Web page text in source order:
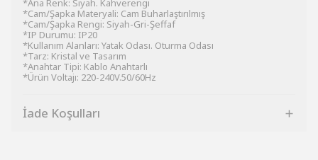
*Ana Renk: Siyah. Kahverengi
*Cam/Şapka Materyali: Cam Buharlaştırılmış
*Cam/Şapka Rengi: Siyah-Gri-Şeffaf
*IP Durumu: IP20
*Kullanım Alanları: Yatak Odası. Oturma Odası
*Tarz: Kristal ve Tasarım
*Anahtar Tipi: Kablo Anahtarlı
*Ürün Voltajı: 220-240V.50/60Hz
İade Koşulları